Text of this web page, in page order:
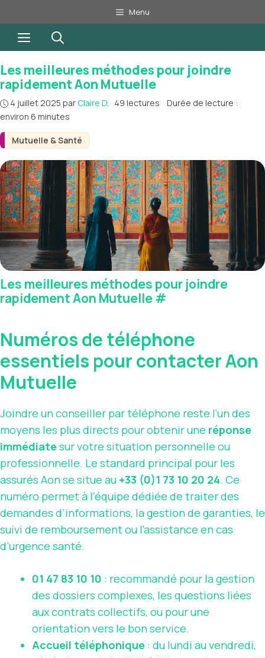
au
contenu
Menu
Menu
Mutuelle & Santé
Les meilleures méthodes pour joindre
rapidement Aon Mutuelle
4 juillet 2025 par Claire D. · 49 lectures · Durée de lecture :
environ 6 minutes
Les meilleures méthodes pour joindre
rapidement Aon Mutuelle#
Numéros de téléphone
essentiels pour contacter Aon
Mutuelle
Joindre un conseiller par téléphone reste l’un des
moyens les plus directs pour obtenir une réponse
immédiate sur votre situation personnelle ou
professionnelle. Le standard principal pour les
assurés Aon se situe au +33 (0)1 73 10 20 24. Ce
numéro permet à l’équipe dédiée de traiter des
demandes d’informations, la gestion de garanties, le
suivi de remboursement ou l’assistance en cas
d’urgence santé.
01 47 83 10 10 : recommandé pour la gestion
des dossiers complexes, les questions liées
aux contrats collectifs, ou pour une
orientation vers le bon service.
Accueil téléphonique : du lundi au vendredi,